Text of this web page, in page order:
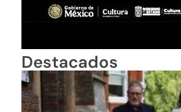
Destacados